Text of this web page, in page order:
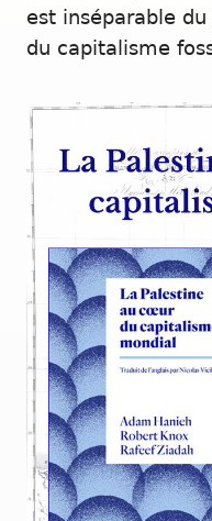
est inséparable
du capitalisme